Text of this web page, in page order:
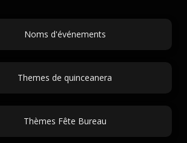
Noms d'événements
Themes de quinceanera
Thèmes Fête Bureau